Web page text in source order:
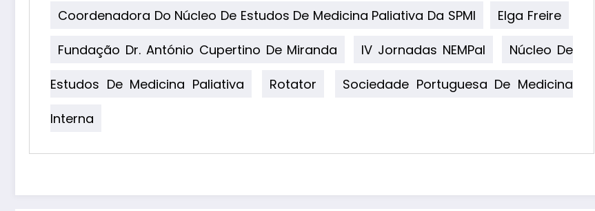
Coordenadora Do Núcleo De Estudos De Medicina Paliativa Da SPMI
Elga Freire
Fundação Dr. António Cupertino De Miranda
IV Jornadas NEMPal
Núcleo De
Estudos De Medicina Paliativa
Rotator
Sociedade Portuguesa De Medicina
Interna